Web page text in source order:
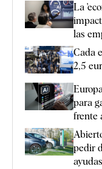
La
las
Cada
2,5
para
frente
pedir